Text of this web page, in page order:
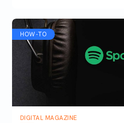
HOW-TO
DIGITAL MAGAZINE